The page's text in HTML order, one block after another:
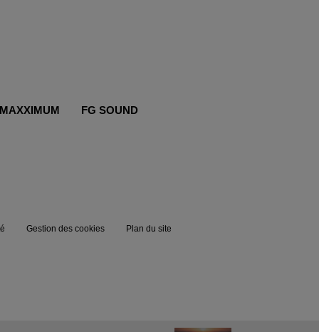
MAXXIMUM FG SOUND
Gestion des cookies Plan du site